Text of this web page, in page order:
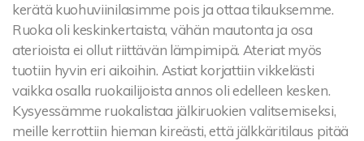
kerätä kuohuviinilasimme pois ja ottaa tilauksemme.
Ruoka oli keskinkertaista, vähän mautonta ja osa
aterioista ei ollut riittävän lämpimipä. Ateriat myös
tuotiin hyvin eri aikoihin. Astiat korjattiin vikkelästi
vaikka osalla ruokailijoista annos oli edelleen kesken.
Kysyessämme ruokalistaa jälkiruokien valitsemiseksi,
meille kerrottiin hieman kireästi, että jälkkäritilaus pitää